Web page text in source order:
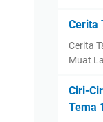
Cerita
Cerita
Muat
Ciri-
Tema